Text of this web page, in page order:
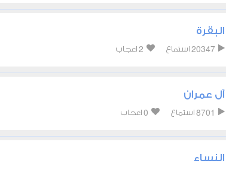
البقرة
20347 استماع 2 اعجاب
آل عمران
8701 استماع 0 اعجاب
النساء